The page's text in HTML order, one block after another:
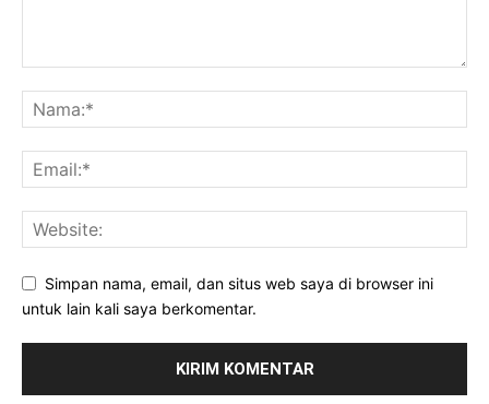
Simpan nama, email, dan situs web saya di browser ini
untuk lain kali saya berkomentar.